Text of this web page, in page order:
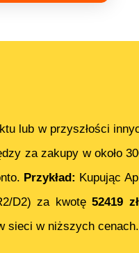
lub w przyszłości
za zakupy w około
Przykład: Kupując
D2) za kwotę52419 zł
sieci w niższych cenach.